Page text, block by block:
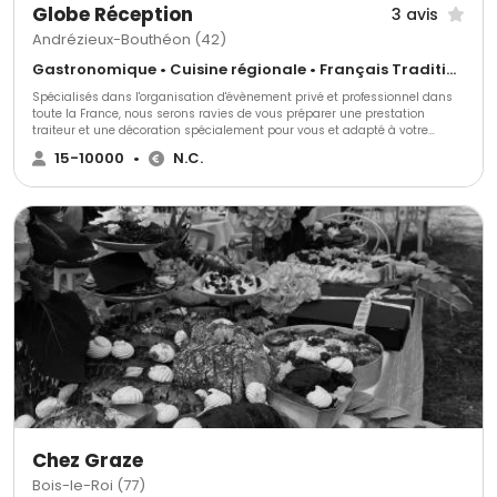
Globe Réception 3 avis
Andrézieux-Bouthéon (42)
Gastronomique • Cuisine régionale • Français Traditionnel
Spécialisés dans l'organisation d'évènement privé et professionnel dans
toute la France, nous serons ravies de vous préparer une prestation
traiteur et une décoration spécialement pour vous et adapté à votre
thème. Nous mettons tout en œuvre pour accorder la décoration à votre
événement et créer une identité inédite.
15-10000 • N.C.
Chez Graze
Bois-le-Roi (77)